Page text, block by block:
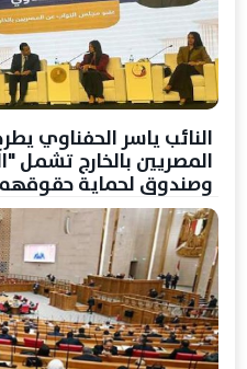
النائب ياسر الحفناوي
المصريين بالخارج تشمل
وصندوق لحماية